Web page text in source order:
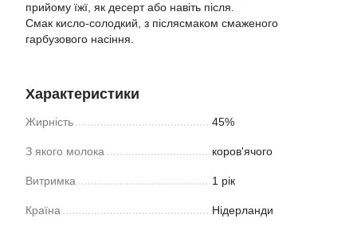
прийому їжї, як десерт або навіть після.
Смак кисло-солодкий, з післясмаком смаженого
гарбузового насіння.
Характеристики
Жирність 45%
З якого молока коров'ячого
Витримка 1 рік
Країна Нідерланди